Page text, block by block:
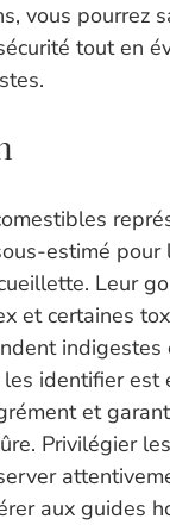
vous pourrez
tout en
estimé pour
Leur
et certaines
indigestes
les identifier est
et
Privilégier
aux guides